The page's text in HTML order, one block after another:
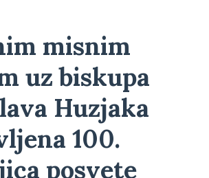
misnim
uz biskupa
Huzjaka
100.
posvete